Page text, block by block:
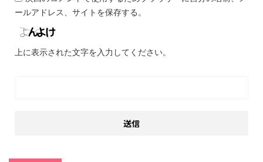
ールアドレス、サイトを保存する。
上に表示された文字を入力してください。